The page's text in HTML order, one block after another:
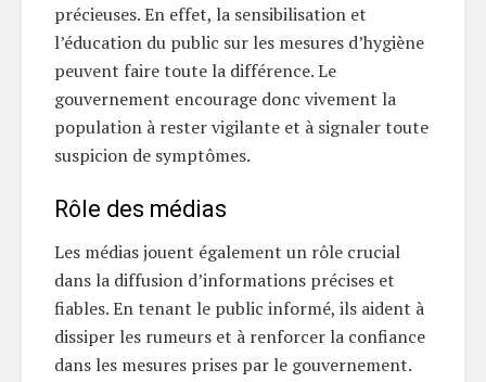
précieuses. En effet, la sensibilisation et
l’éducation du public sur les mesures d’hygiène
peuvent faire toute la différence. Le
gouvernement encourage donc vivement la
population à rester vigilante et à signaler toute
suspicion de symptômes.
Rôle des médias
Les médias jouent également un rôle crucial
dans la diffusion d’informations précises et
fiables. En tenant le public informé, ils aident à
dissiper les rumeurs et à renforcer la confiance
dans les mesures prises par le gouvernement.